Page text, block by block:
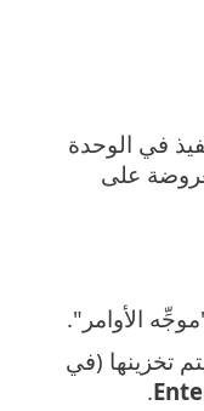
في الوحدة
على
الأوامر".
تخزينها (في
.